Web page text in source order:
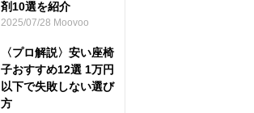
剤10選を紹介
2025/07/28 Moovoo
〈プロ解説〉安い座椅
子おすすめ12選 1万円
以下で失敗しない選び
方